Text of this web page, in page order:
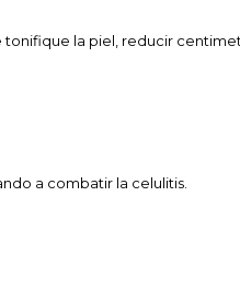
la piel, reducir
a combatir la celulitis.